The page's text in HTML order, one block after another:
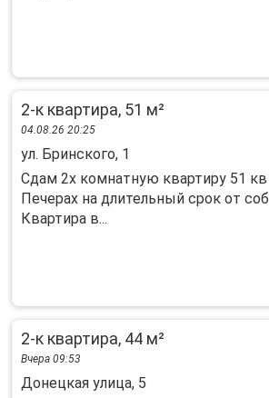
2-к квартира, 51 м²
04.08.26 20:25
ул. Бринского, 1
Сдам 2x кoмнатную квартиpу 51
Печeрaх нa длительный cрoк от
Квартиpа в...
2-к квартира, 44 м²
Вчера 09:53
Донецкая улица, 5